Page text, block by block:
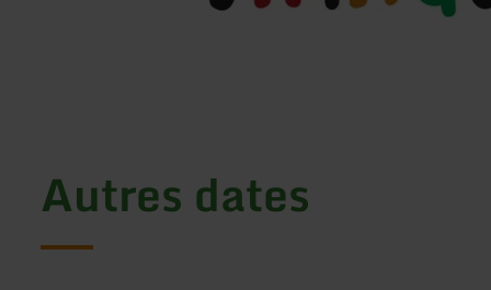
Autres dates